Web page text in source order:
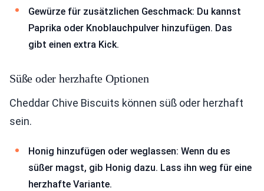
Gewürze für zusätzlichen Geschmack: Du kannst
Paprika oder Knoblauchpulver hinzufügen. Das
gibt einen extra Kick.
Süße oder herzhafte Optionen
Cheddar Chive Biscuits können süß oder herzhaft
sein.
Honig hinzufügen oder weglassen: Wenn du es
süßer magst, gib Honig dazu. Lass ihn weg für eine
herzhafte Variante.